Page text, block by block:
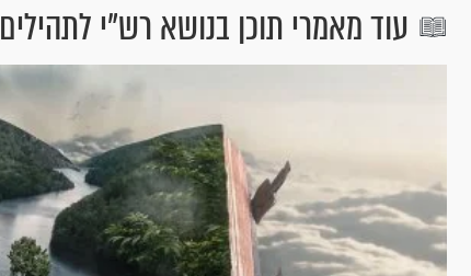
עוד מאמרי תוכן בנושא רש"י לתהילים